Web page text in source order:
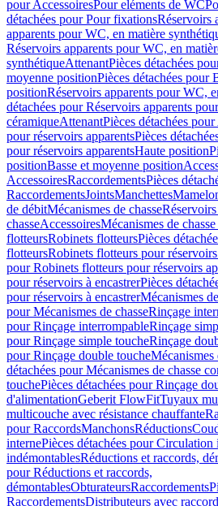
pour AccessoiresPour eléments de WC
détachées pour Pour fixationsRéservoirs
apparents pour WC, en matière
Réservoirs apparents pour WC, en
synthétiqueAttenantPièces détachées
moyenne positionPièces détachées pour
positionRéservoirs apparents pour WC,
détachées pour Réservoirs apparents
céramiqueAttenantPièces détachées
pour réservoirs apparentsPièces
pour réservoirs apparentsHaute position
positionBasse et moyenne position
AccessoiresRaccordementsPièces
RaccordementsJointsManchettes
de débitMécanismes de chasse
chasseAccessoiresMécanismes de
flotteursRobinets flotteursPièces
flotteursRobinets flotteurs pour
pour Robinets flotteurs pour réservoirs
pour réservoirs à encastrerPièces
pour réservoirs à encastrerMécanismes
pour Mécanismes de chasseRinçage
pour Rinçage interrompableRinçage
pour Rinçage simple toucheRinçage
pour Rinçage double toucheMécanismes
détachées pour Mécanismes de chasse
touchePièces détachées pour Rinçage
d'alimentationGeberit FlowFitTuyaux
multicouche avec résistance chauffante
pour RaccordsManchonsRéductions
internePièces détachées pour Circulation
indémontablesRéductions et raccords,
pour Réductions et raccords,
démontablesObturateursRaccordements
RaccordementsDistributeurs avec